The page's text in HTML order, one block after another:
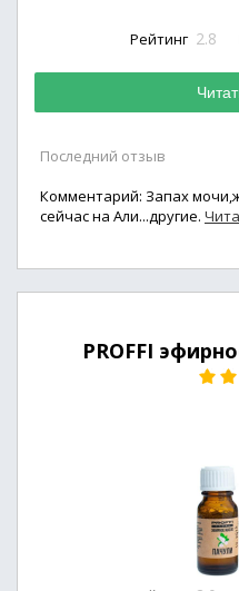
Рейтинг 2.8
Последний отзыв
Комментарий: Запах
сейчас на Али...другие.
PROFFI